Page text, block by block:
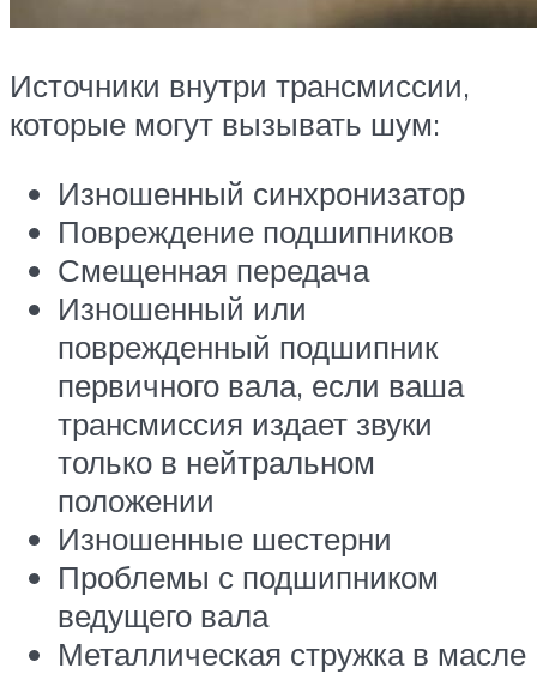
Источники внутри трансмиссии,
которые могут вызывать шум:
Изношенный синхронизатор
Повреждение подшипников
Смещенная передача
Изношенный или
поврежденный подшипник
первичного вала, если ваша
трансмиссия издает звуки
только в нейтральном
положении
Изношенные шестерни
Проблемы с подшипником
ведущего вала
Металлическая стружка в масле